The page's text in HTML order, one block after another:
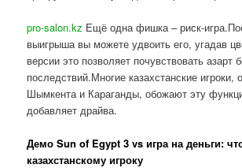
pro-salon.kz Ещё одна фишка – риск-
выигрыша вы можете удвоить его, угадав
версии это позволяет почувствовать азарт
последствий.Многие казахстанские игроки,
Шымкента и Караганды, обожают эту
добавляет драйва.
Демо Sun of Egypt 3 vs игра на деньги:
казахстанскому игроку